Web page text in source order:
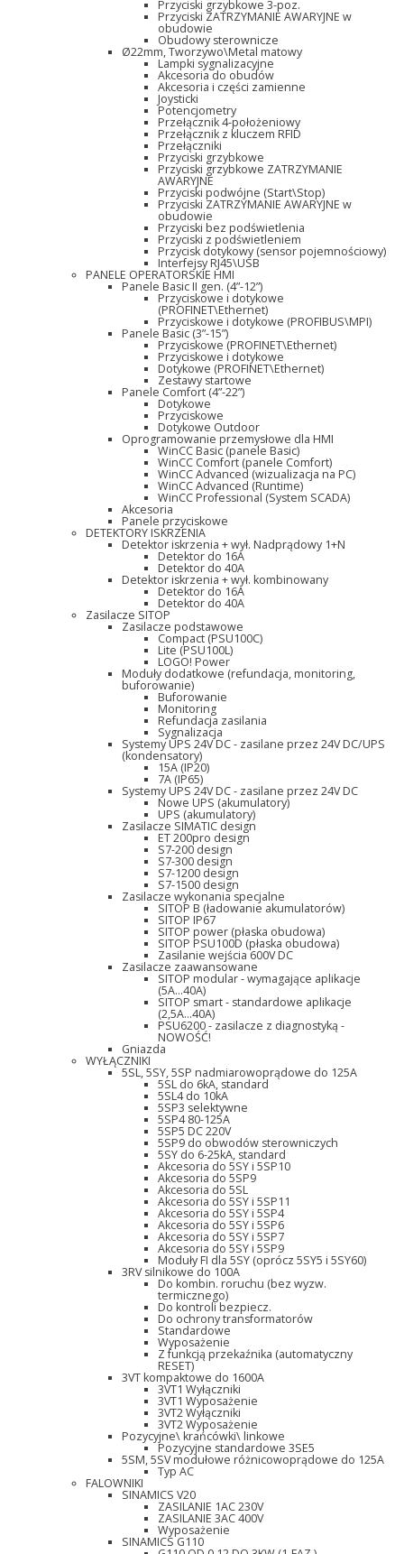
Przyciski grzybkowe 3-poz.
Przyciski ZATRZYMANIE AWARYJNE w
obudowie
Obudowy sterownicze
Ø22mm, Tworzywo\Metal matowy
Lampki sygnalizacyjne
Akcesoria do obudów
Akcesoria i części zamienne
Joysticki
Potencjometry
Przełącznik 4-położeniowy
Przełącznik z kluczem RFID
Przełączniki
Przyciski grzybkowe
Przyciski grzybkowe ZATRZYMANIE
AWARYJNE
Przyciski podwójne (Start\Stop)
Przyciski ZATRZYMANIE AWARYJNE w
obudowie
Przyciski bez podświetlenia
Przyciski z podświetleniem
Przycisk dotykowy (sensor pojemnościowy)
Interfejsy RJ45\USB
PANELE OPERATORSKIE HMI
Panele Basic II gen. (4”-12”)
Przyciskowe i dotykowe
(PROFINET\Ethernet)
Przyciskowe i dotykowe (PROFIBUS\MPI)
Panele Basic (3”-15”)
Przyciskowe (PROFINET\Ethernet)
Przyciskowe i dotykowe
Dotykowe (PROFINET\Ethernet)
Zestawy startowe
Panele Comfort (4”-22”)
Dotykowe
Przyciskowe
Dotykowe Outdoor
Oprogramowanie przemysłowe dla HMI
WinCC Basic (panele Basic)
WinCC Comfort (panele Comfort)
WinCC Advanced (wizualizacja na PC)
WinCC Advanced (Runtime)
WinCC Professional (System SCADA)
Akcesoria
Panele przyciskowe
DETEKTORY ISKRZENIA
Detektor iskrzenia + wył. Nadprądowy 1+N
Detektor do 16A
Detektor do 40A
Detektor iskrzenia + wył. kombinowany
Detektor do 16A
Detektor do 40A
Zasilacze SITOP
Zasilacze podstawowe
Compact (PSU100C)
Lite (PSU100L)
LOGO! Power
Moduły dodatkowe (refundacja, monitoring,
buforowanie)
Buforowanie
Monitoring
Refundacja zasilania
Sygnalizacja
Systemy UPS 24V DC - zasilane przez 24V DC/UPS
(kondensatory)
15A (IP20)
7A (IP65)
Systemy UPS 24V DC - zasilane przez 24V DC
Nowe UPS (akumulatory)
UPS (akumulatory)
Zasilacze SIMATIC design
ET 200pro design
S7-200 design
S7-300 design
S7-1200 design
S7-1500 design
Zasilacze wykonania specjalne
SITOP B (ładowanie akumulatorów)
SITOP IP67
SITOP power (płaska obudowa)
SITOP PSU100D (płaska obudowa)
Zasilanie wejścia 600V DC
Zasilacze zaawansowane
SITOP modular - wymagające aplikacje
(5A...40A)
SITOP smart - standardowe aplikacje
(2,5A...40A)
PSU6200 - zasilacze z diagnostyką -
NOWOŚĆ!
Gniazda
WYŁĄCZNIKI
5SL, 5SY, 5SP nadmiarowoprądowe do 125A
5SL do 6kA, standard
5SL4 do 10kA
5SP3 selektywne
5SP4 80-125A
5SP5 DC 220V
5SP9 do obwodów sterowniczych
5SY do 6-25kA, standard
Akcesoria do 5SY i 5SP10
Akcesoria do 5SP9
Akcesoria do 5SL
Akcesoria do 5SY i 5SP11
Akcesoria do 5SY i 5SP4
Akcesoria do 5SY i 5SP6
Akcesoria do 5SY i 5SP7
Akcesoria do 5SY i 5SP9
Moduły FI dla 5SY (oprócz 5SY5 i 5SY60)
3RV silnikowe do 100A
Do kombin. roruchu (bez wyzw.
termicznego)
Do kontroli bezpiecz.
Do ochrony transformatorów
Standardowe
Wyposażenie
Z funkcją przekaźnika (automatyczny
RESET)
3VT kompaktowe do 1600A
3VT1 Wyłączniki
3VT1 Wyposażenie
3VT2 Wyłączniki
3VT2 Wyposażenie
Pozycyjne\ krańcówki\ linkowe
Pozycyjne standardowe 3SE5
5SM, 5SV modułowe różnicowoprądowe do 125A
Typ AC
FALOWNIKI
SINAMICS V20
ZASILANIE 1AC 230V
ZASILANIE 3AC 400V
Wyposażenie
SINAMICS G110